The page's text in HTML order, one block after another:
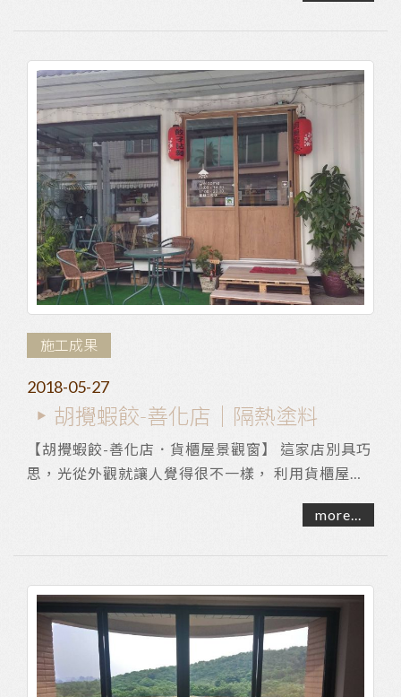
施工成果
2018-05-27
胡攪蝦餃-善化店｜隔熱塗料
【胡攪蝦餃-善化店．貨櫃屋景觀窗】 這家店別具巧
思，光從外觀就讓人覺得很不一樣， 利用貨櫃屋改
more...